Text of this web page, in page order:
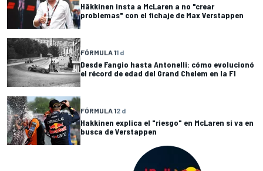
Häkkinen insta a McLaren a no "crear
problemas" con el fichaje de Max Verstappen
FÓRMULA 11 d
Desde Fangio hasta Antonelli: cómo evolucionó
el récord de edad del Grand Chelem en la F1
FÓRMULA 12 d
Hakkinen explica el "riesgo" en McLaren si va en
busca de Verstappen